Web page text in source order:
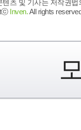
텐츠 및 기사는 저작권
Inven.All rights